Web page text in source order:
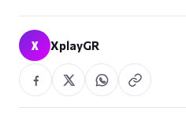
X XplayGR